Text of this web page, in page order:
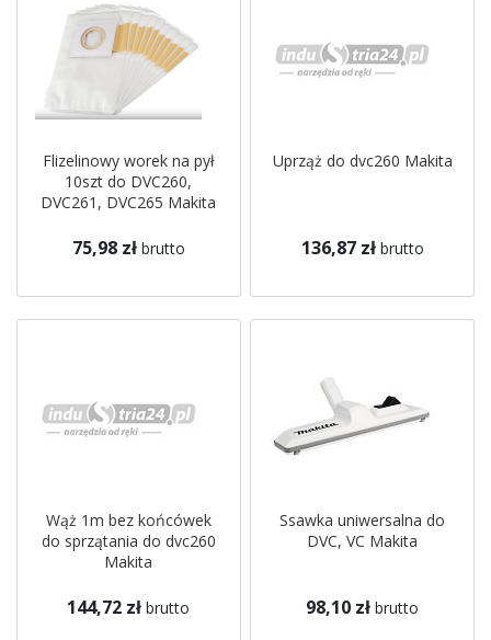
Flizelinowy worek na pył
10szt do DVC260,
DVC261, DVC265 Makita
75,98 zł brutto
Uprząż do dvc260 Makita
136,87 zł brutto
Wąż 1m bez końcówek
do sprzątania do dvc260
Makita
144,72 zł brutto
Ssawka uniwersalna do
DVC, VC Makita
98,10 zł brutto